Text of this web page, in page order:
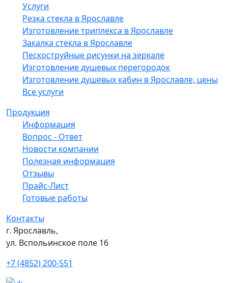
Услуги
Резка стекла в Ярославле
Изготовление триплекса в Ярославле
Закалка стекла в Ярославле
Пескоструйные рисунки на зеркале
Изготовление душевых перегородок
Изготовление душевых кабин в Ярославле, цены
Все услуги
Продукция
Информация
Вопрос - Ответ
Новости компании
Полезная информация
Отзывы
Прайс-Лист
Готовые работы
Контакты
г. Ярославль,
ул. Вспольинское поле 16
+7 (4852) 200-551